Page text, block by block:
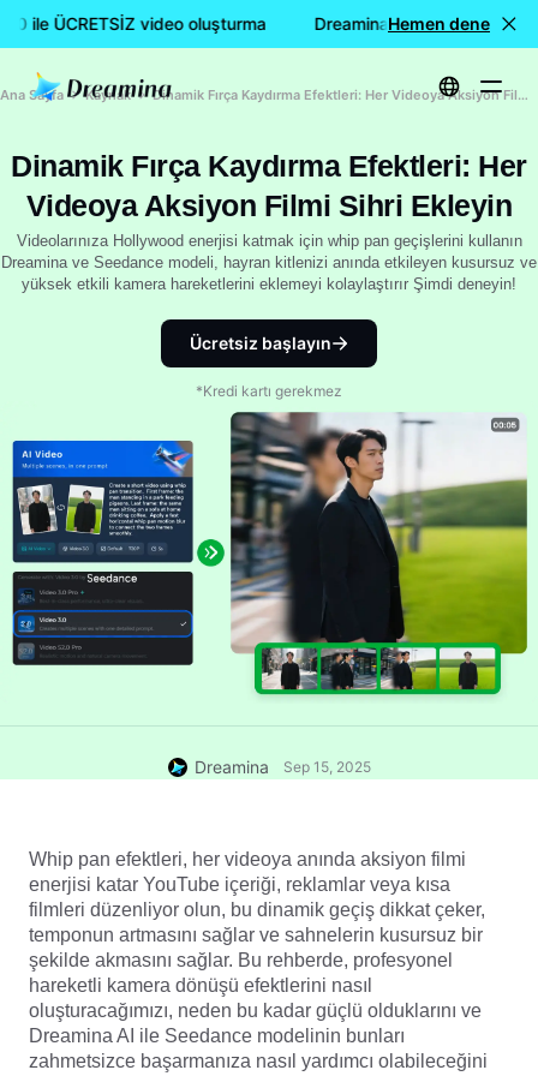
ile ÜCRETSİZ video oluşturma Dreamina Seedance 2.0 ile
Hemen dene
Ana Sayfa Kaynak Dinamik Fırça Kaydırma Efektleri: Her Videoya Aksiyon Filmi Sihri Ekleyin
Dinamik Fırça Kaydırma Efektleri: Her
Videoya Aksiyon Filmi Sihri Ekleyin
Videolarınıza Hollywood enerjisi katmak için whip pan geçişlerini kullanın
Dreamina ve Seedance modeli, hayran kitlenizi anında etkileyen kusursuz ve
yüksek etkili kamera hareketlerini eklemeyi kolaylaştırır Şimdi deneyin!
Ücretsiz başlayın
*Kredi kartı gerekmez
Dreamina Sep 15, 2025
Whip pan efektleri, her videoya anında aksiyon filmi
enerjisi katar YouTube içeriği, reklamlar veya kısa
filmleri düzenliyor olun, bu dinamik geçiş dikkat çeker,
temponun artmasını sağlar ve sahnelerin kusursuz bir
şekilde akmasını sağlar. Bu rehberde, profesyonel
hareketli kamera dönüşü efektlerini nasıl
oluşturacağımızı, neden bu kadar güçlü olduklarını ve
Dreamina AI ile Seedance modelinin bunları
zahmetsizce başarmanıza nasıl yardımcı olabileceğini